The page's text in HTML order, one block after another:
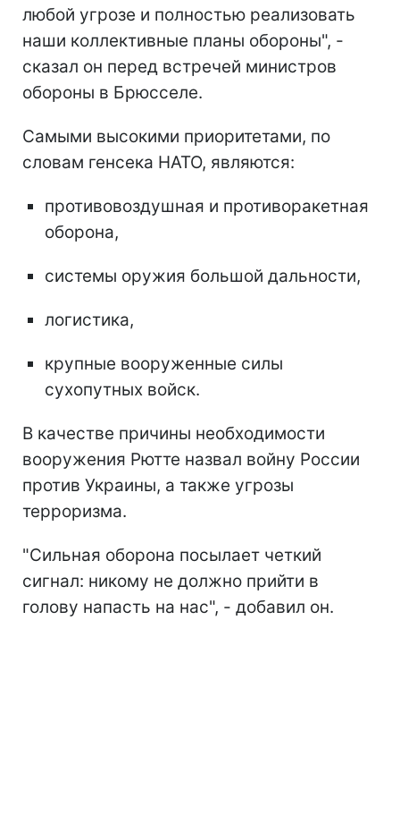
любой угрозе и полностью реализовать
наши коллективные планы обороны", -
сказал он перед встречей министров
обороны в Брюсселе.
Самыми высокими приоритетами, по
словам генсека НАТО, являются:
противовоздушная и противоракетная
оборона,
системы оружия большой дальности,
логистика,
крупные вооруженные силы
сухопутных войск.
В качестве причины необходимости
вооружения Рютте назвал войну России
против Украины, а также угрозы
терроризма.
"Сильная оборона посылает четкий
сигнал: никому не должно прийти в
голову напасть на нас", - добавил он.